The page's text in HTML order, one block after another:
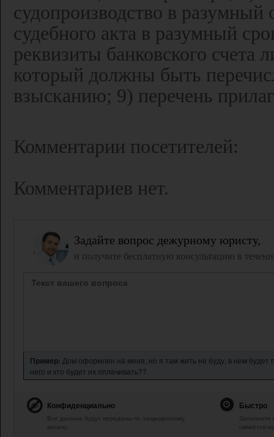
судопроизводство в
судебного акта в разумный
реквизиты банковского счета
который должны быть
взысканию; 9) перечень
Комментарии посетителей:
Комментариев нет.
Задайте вопрос дежурному юристу,
и получите бесплатную консультацию в
Пример: Дом оформлен на меня, но я там жить не буду, в нем будет
него и кто будет их оплачивать??
Конфиденциально
Все данные будут переданы по защищенному
каналу.
Быстро
свяжется